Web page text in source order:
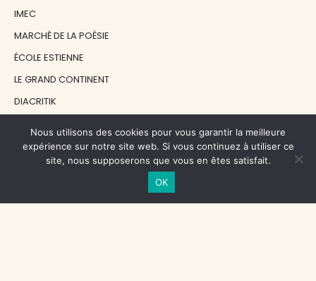
IMEC
MARCHÉ DE LA POÉSIE
ÉCOLE ESTIENNE
LE GRAND CONTINENT
DIACRITIK
NOS SOUTIENS
CENTRE NATIONAL DU LIVRE
Nous utilisons des cookies pour vous garantir la meilleure
expérience sur notre site web. Si vous continuez à utiliser ce
site, nous supposerons que vous en êtes satisfait.
OK